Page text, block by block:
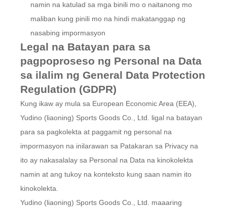
namin na katulad sa mga binili mo o naitanong mo
maliban kung pinili mo na hindi makatanggap ng
nasabing impormasyon
Legal na Batayan para sa
pagpoproseso ng Personal na Data
sa ilalim ng General Data Protection
Regulation (GDPR)
Kung ikaw ay mula sa European Economic Area (EEA),
Yudino (liaoning) Sports Goods Co., Ltd. ligal na batayan
para sa pagkolekta at paggamit ng personal na
impormasyon na inilarawan sa Patakaran sa Privacy na
ito ay nakasalalay sa Personal na Data na kinokolekta
namin at ang tukoy na konteksto kung saan namin ito
kinokolekta.
Yudino (liaoning) Sports Goods Co., Ltd. maaaring